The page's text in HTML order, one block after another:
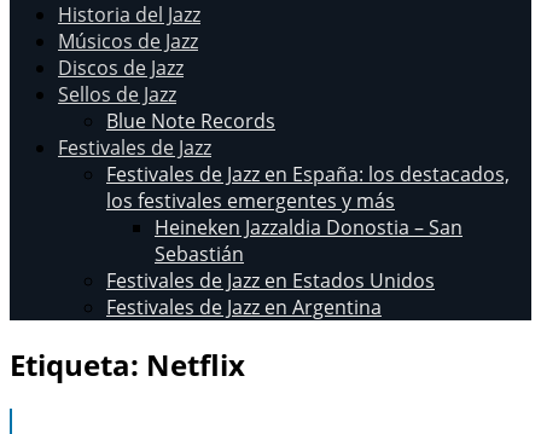
Historia del Jazz
Músicos de Jazz
Discos de Jazz
Sellos de Jazz
Blue Note Records
Festivales de Jazz
Festivales de Jazz en España: los destacados,
los festivales emergentes y más
Heineken Jazzaldia Donostia – San
Sebastián
Festivales de Jazz en Estados Unidos
Festivales de Jazz en Argentina
Etiqueta: Netflix